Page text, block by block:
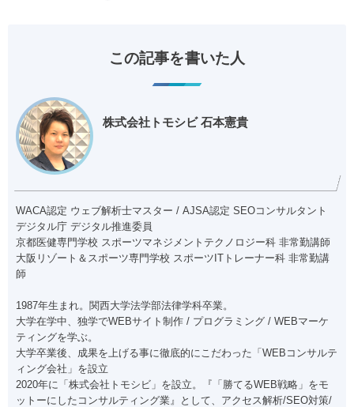
この記事を書いた人
株式会社トモシビ 石本憲貴
WACA認定 ウェブ解析士マスター / AJSA認定 SEOコンサルタント
デジタル庁 デジタル推進委員
京都医健専門学校 スポーツマネジメントテクノロジー科 非常勤講師
大阪リゾート＆スポーツ専門学校 スポーツITトレーナー科 非常勤講
師
1987年生まれ。関西大学法学部法律学科卒業。
大学在学中、独学でWEBサイト制作 / プログラミング / WEBマーケ
ティングを学ぶ。
大学卒業後、成果を上げる事に徹底的にこだわった「WEBコンサルテ
ィング会社」を設立
2020年に「株式会社トモシビ」を設立。『「勝てるWEB戦略」をモ
ットーにしたコンサルティング業』として、アクセス解析/SEO対策/